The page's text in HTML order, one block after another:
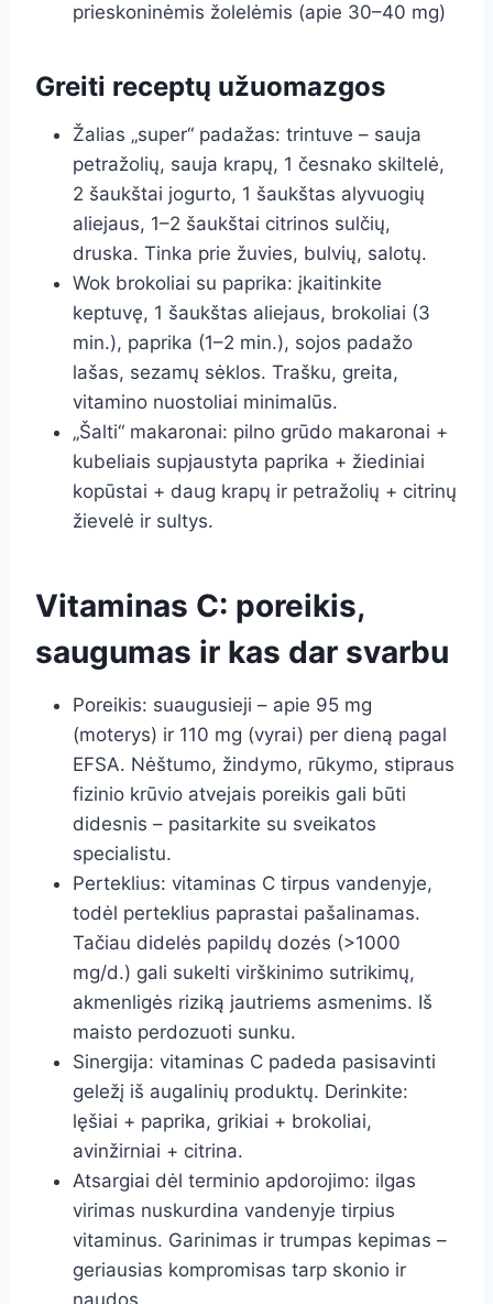
prieskoninėmis žolelėmis (apie 30–40 mg)
Greiti receptų užuomazgos
Žalias „super“ padažas: trintuve – sauja
petražolių, sauja krapų, 1 česnako skiltelė,
2 šaukštai jogurto, 1 šaukštas alyvuogių
aliejaus, 1–2 šaukštai citrinos sulčių,
druska. Tinka prie žuvies, bulvių, salotų.
Wok brokoliai su paprika: įkaitinkite
keptuvę, 1 šaukštas aliejaus, brokoliai (3
min.), paprika (1–2 min.), sojos padažo
lašas, sezamų sėklos. Trašku, greita,
vitamino nuostoliai minimalūs.
„Šalti“ makaronai: pilno grūdo makaronai +
kubeliais supjaustyta paprika + žiediniai
kopūstai + daug krapų ir petražolių + citrinų
žievelė ir sultys.
Vitaminas C: poreikis,
saugumas ir kas dar svarbu
Poreikis: suaugusieji – apie 95 mg
(moterys) ir 110 mg (vyrai) per dieną pagal
EFSA. Nėštumo, žindymo, rūkymo, stipraus
fizinio krūvio atvejais poreikis gali būti
didesnis – pasitarkite su sveikatos
specialistu.
Perteklius: vitaminas C tirpus vandenyje,
todėl perteklius paprastai pašalinamas.
Tačiau didelės papildų dozės (>1000
mg/d.) gali sukelti virškinimo sutrikimų,
akmenligės riziką jautriems asmenims. Iš
maisto perdozuoti sunku.
Sinergija: vitaminas C padeda pasisavinti
geležį iš augalinių produktų. Derinkite:
lęšiai + paprika, grikiai + brokoliai,
avinžirniai + citrina.
Atsargiai dėl terminio apdorojimo: ilgas
virimas nuskurdina vandenyje tirpius
vitaminus. Garinimas ir trumpas kepimas –
geriausias kompromisas tarp skonio ir